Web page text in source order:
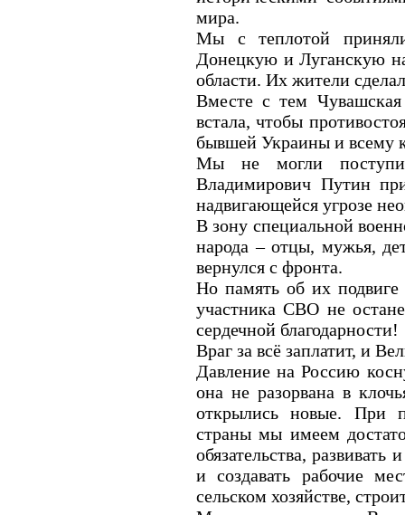
мира.
Мы с теплотой
Донецкую и Луганскую
области. Их жители
Вместе с тем
встала, чтобы
бывшей Украины и всему
Мы не могли
Владимирович Путин
надвигающейся угрозе
В зону специальной
народа – отцы, мужья,
вернулся с фронта.
Но память об их
участника СВО не
сердечной благодарности!
Враг за всё заплатит, и
Давление на Россию
она не разорвана в
открылись новые. При
страны мы имеем
обязательства, развивать
и создавать рабочие
сельском хозяйстве,